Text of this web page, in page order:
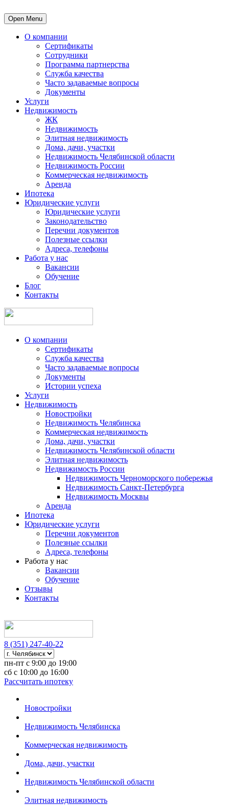
Open Menu
О компании
Сертификаты
Сотрудники
Программа партнерства
Служба качества
Часто задаваемые вопросы
Документы
Услуги
Недвижимость
ЖК
Недвижимость
Элитная недвижимость
Дома, дачи, участки
Недвижимость Челябинской области
Недвижимость России
Коммерческая недвижимость
Аренда
Ипотека
Юридические услуги
Юридические услуги
Законодательство
Перечни документов
Полезные ссылки
Адреса, телефоны
Работа у нас
Вакансии
Обучение
Блог
Контакты
О компании
Сертификаты
Служба качества
Часто задаваемые вопросы
Документы
Истории успеха
Услуги
Недвижимость
Новостройки
Недвижимость Челябинска
Коммерческая недвижимость
Дома, дачи, участки
Недвижимость Челябинской области
Элитная недвижимость
Недвижимость России
Недвижимость Черноморского побережья
Недвижимость Санкт-Петербурга
Недвижимость Москвы
Аренда
Ипотека
Юридические услуги
Перечни документов
Полезные ссылки
Адреса, телефоны
Работа у нас
Вакансии
Обучение
Отзывы
Контакты
8 (351) 247-40-22
пн-пт с 9:00 до 19:00
сб с 10:00 до 16:00
Рассчитать ипотеку
Новостройки
Недвижимость Челябинска
Коммерческая недвижимость
Дома, дачи, участки
Недвижимость Челябинской области
Элитная недвижимость